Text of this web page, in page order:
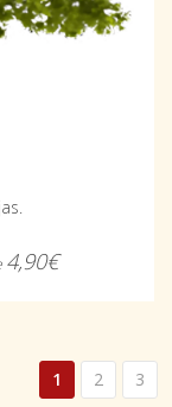
4,90€
1 2 3